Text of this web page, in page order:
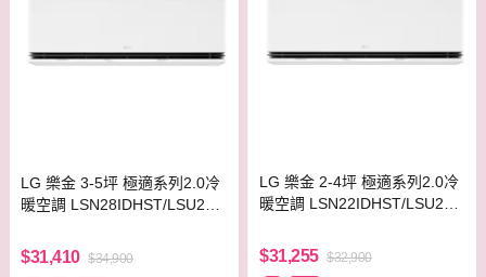
LG 樂金 3-5坪 極適系列2.0冷
暖空調 LSN28IDHST/LSU28D
$31,410 $34,900
LG 樂金 2-4坪 極適系列2.0冷
暖空調 LSN22IDHST/LSU22D
$31,255 $32,900